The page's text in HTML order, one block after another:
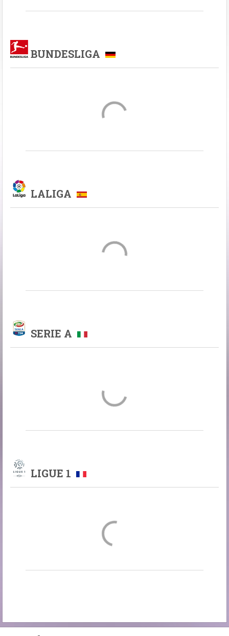
BUNDESLIGA
LALIGA
SERIE A
LIGUE 1